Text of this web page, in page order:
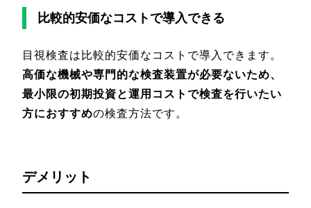
比較的安価なコストで導入できる
目視検査は比較的安価なコストで導入できます。
高価な機械や専門的な検査装置が必要ないため、
最小限の初期投資と運用コストで検査を行いたい
方におすすめの検査方法です。
デメリット